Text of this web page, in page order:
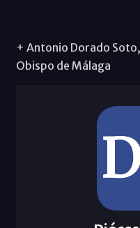
+ Antonio Dorado Soto,
Obispo de Málaga